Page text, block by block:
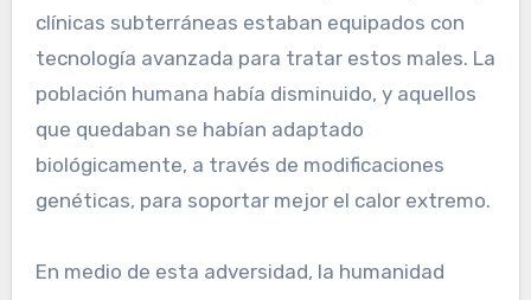
clínicas subterráneas estaban equipados con
tecnología avanzada para tratar estos males. La
población humana había disminuido, y aquellos
que quedaban se habían adaptado
biológicamente, a través de modificaciones
genéticas, para soportar mejor el calor extremo.
En medio de esta adversidad, la humanidad